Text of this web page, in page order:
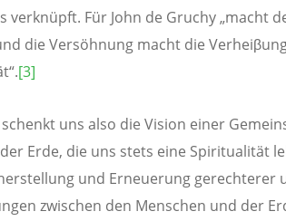
verknüpft. Für John de Gruchy „macht
die Versöhnung macht die
[3]
schenkt uns also die Vision einer
Erde, die uns stets eine Spiritualität
und Erneuerung gerechterer
zwischen den Menschen und der